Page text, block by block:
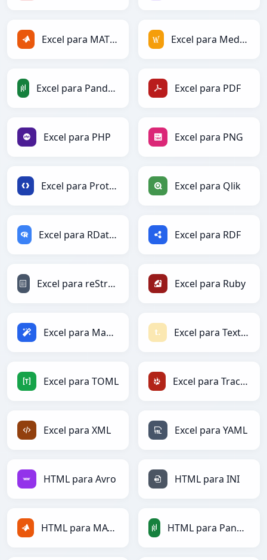
Excel para MATLAB Excel para MediaWiki
Excel para PandasDataFrame Excel para PDF
Excel para PHP Excel para PNG
Excel para Protobuf Excel para Qlik
Excel para RDataFrame Excel para RDF
Excel para reStructuredText Excel para Ruby
Excel para Magic Excel para Textile
Excel para TOML Excel para TracWiki
Excel para XML Excel para YAML
HTML para Avro HTML para INI
HTML para MATLAB HTML para PandasDataFrame